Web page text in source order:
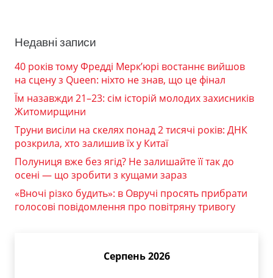
Недавні записи
40 років тому Фредді Мерк’юрі востаннє вийшов
на сцену з Queen: ніхто не знав, що це фінал
Їм назавжди 21–23: сім історій молодих захисників
Житомирщини
Труни висіли на скелях понад 2 тисячі років: ДНК
розкрила, хто залишив їх у Китаї
Полуниця вже без ягід? Не залишайте її так до
осені — що зробити з кущами зараз
«Вночі різко будить»: в Овручі просять прибрати
голосові повідомлення про повітряну тривогу
Серпень 2026